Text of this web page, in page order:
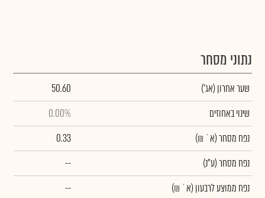
נתוני מסחר
שער אחרון (אג')
50.60
שינוי באחוזים
0.00%
נפח מסחר(א` ₪)
0.33
נפח מסחר(ע"נ)
--
נפח ממוצע לרבעון (א` ₪)
--